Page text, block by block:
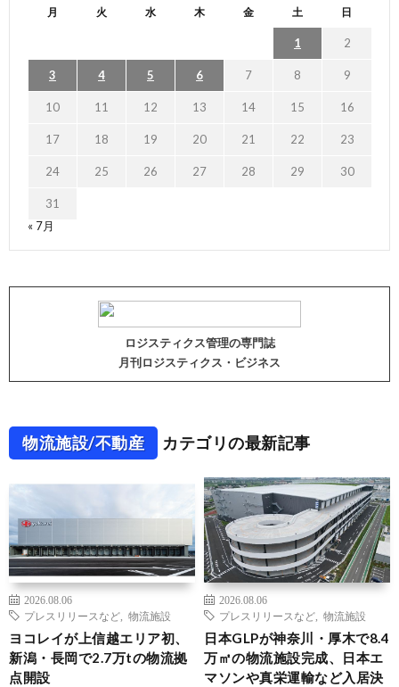
月 火 水 木 金 土 日
1 2
3 4 5 6 7 8 9
10 11 12 13 14 15 16
17 18 19 20 21 22 23
24 25 26 27 28 29 30
31
« 7月
ロジスティクス管理の専門誌
月刊ロジスティクス・ビジネス
物流施設/不動産 カテゴリの最新記事
2026.08.06
プレスリリースなど
物流施設
ヨコレイが上信越エリア初、
新潟・長岡で2.7万tの物流拠
点開設
2026.08.06
プレスリリースなど
物流施設
日本GLPが神奈川・厚木で8.4
万㎡の物流施設完成、日本エ
マソンや真栄運輸など入居決